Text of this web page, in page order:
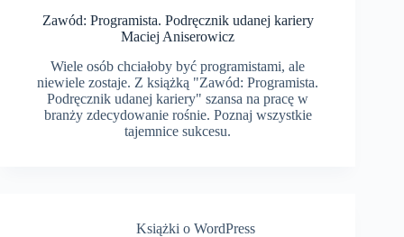
Zawód: Programista. Podręcznik udanej kariery
Maciej Aniserowicz
Wiele osób chciałoby być programistami, ale
niewiele zostaje. Z książką "Zawód: Programista.
Podręcznik udanej kariery" szansa na pracę w
branży zdecydowanie rośnie. Poznaj wszystkie
tajemnice sukcesu.
Książki o WordPress